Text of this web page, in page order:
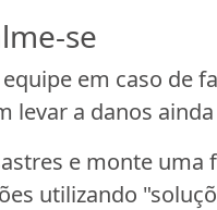
se
em caso
levar a danos
e monte
utilizando